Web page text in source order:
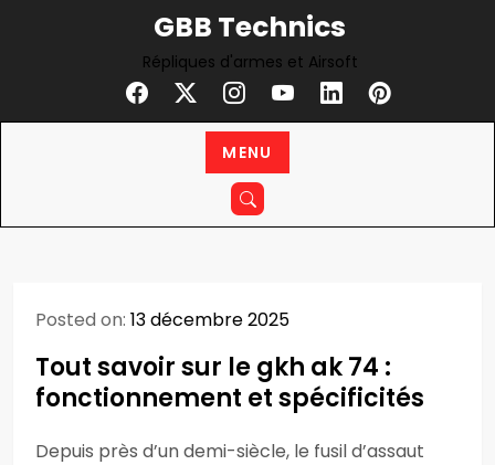
GBB Technics
Répliques d'armes et Airsoft
MENU
Posted on: 13 décembre 2025
Tout savoir sur le gkh ak 74 :
fonctionnement et spécificités
Depuis près d’un demi-siècle, le fusil d’assaut